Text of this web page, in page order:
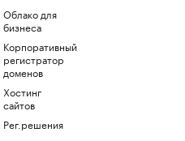
Облако для
бизнеса
Корпоративный
регистратор
доменов
Хостинг
сайтов
Рег.решения